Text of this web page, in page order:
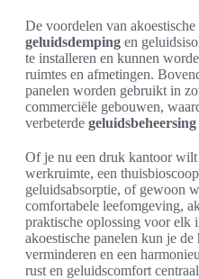
De voordelen van
geluidsdemping en
te installeren en kunnen
ruimtes en afmetingen.
panelen worden gebruikt in
commerciële gebouwen,
verbeterde geluidsbeheersing
Of je nu een druk kantoor
werkruimte, een
geluidsabsorptie, of gewoon
comfortabele leefomgeving,
praktische oplossing voor elk
akoestische panelen kun je
verminderen en een
rust en geluidscomfort